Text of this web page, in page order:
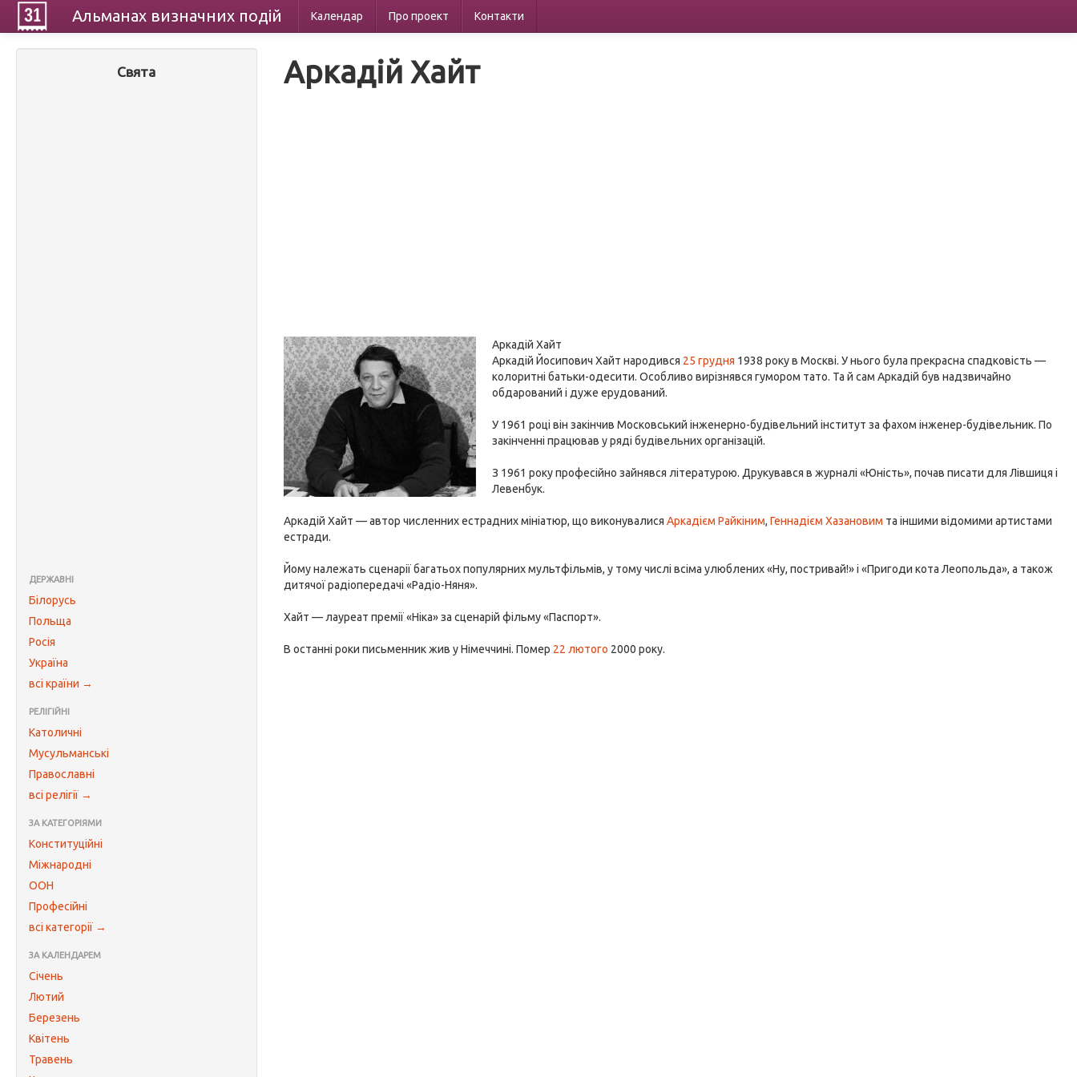
Альманах визначних подій Календар Про проект Контакти
Свята
ДЕРЖАВНІ
Білорусь
Польща
Росія
Україна
всі країни →
РЕЛІГІЙНІ
Католичні
Мусульманські
Православні
всі релігії →
ЗА КАТЕГОРІЯМИ
Конституційні
Міжнародні
ООН
Професійні
всі категорії →
ЗА КАЛЕНДАРЕМ
Січень
Лютий
Березень
Квітень
Травень
Аркадій Хайт
Аркадій Хайт
Аркадій Йосипович Хайт народився 25 грудня 1938 року в Москві. У нього була прекрасна спадковість —
колоритні батьки-одесити. Особливо вирізнявся гумором тато. Та й сам Аркадій був надзвичайно
обдарований і дуже ерудований.
У 1961 році він закінчив Московський інженерно-будівельний інститут за фахом інженер-будівельник. По
закінченні працював у ряді будівельних організацій.
З 1961 року професійно зайнявся літературою. Друкувався в журналі «Юність», почав писати для Лівшиця і
Левенбук.
Аркадій Хайт — автор численних естрадних мініатюр, що виконувалисяАркадієм Райкіним,Геннадієм Хазановим та іншими відомими артистами
естради.
Йому належать сценарії багатьох популярних мультфільмів, у тому числі всіма улюблених «Ну, постривай!» і «Пригоди кота Леопольда», а також
дитячої радіопередачі «Радіо-Няня».
Хайт — лауреат премії «Ніка» за сценарій фільму «Паспорт».
В останні роки письменник жив у Німеччині. Помер 22 лютого 2000 року.